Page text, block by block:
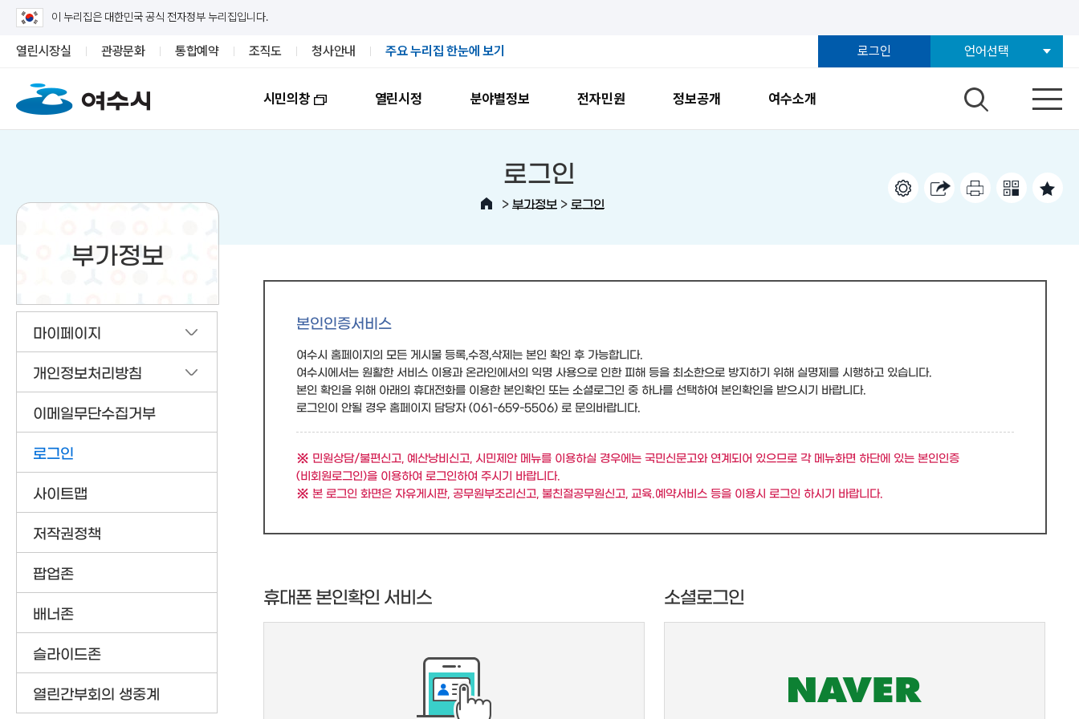
이 누리집은 대한민국 공식 전자정부 누리집입니다.
열린시장실 관광문화 통합예약 조직도 청사안내 주요 누리집 한눈에 보기 로그인 언어선택
시민의창 열린시정 분야별정보 전자민원 정보공개 여수소개
부가정보
마이페이지
개인정보처리방침
이메일무단수집거부
로그인
사이트맵
저작권정책
팝업존
배너존
슬라이드존
열린간부회의 생중계
로그인
> 부가정보 > 로그인
본인인증서비스
여수시 홈페이지의 모든 게시물 등록,수정,삭제는 본인 확인 후 가능합니다.
여수시에서는 원활한 서비스 이용과 온라인에서의 익명 사용으로 인한 피해 등을 최소한으로 방지하기 위해 실명제를 시행하고 있습니다.
본인 확인을 위해 아래의 휴대전화를 이용한 본인확인 또는 소셜로그인 중 하나를 선택하여 본인확인을 받으시기 바랍니다.
로그인이 안될 경우 홈페이지 담당자 (061-659-5506) 로 문의바랍니다.
민원상담/불편신고, 예산낭비신고, 시민제안 메뉴를 이용하실 경우에는 국민신문고와 연계되어 있으므로 각 메뉴화면 하단에 있는 본인인증
(비회원로그인)을 이용하여 로그인하여 주시기 바랍니다.
본 로그인 화면은 자유게시판, 공무원부조리신고, 불친절공무원신고, 교육.예약서비스 등을 이용시 로그인 하시기 바랍니다.
휴대폰 본인확인 서비스 소셜로그인